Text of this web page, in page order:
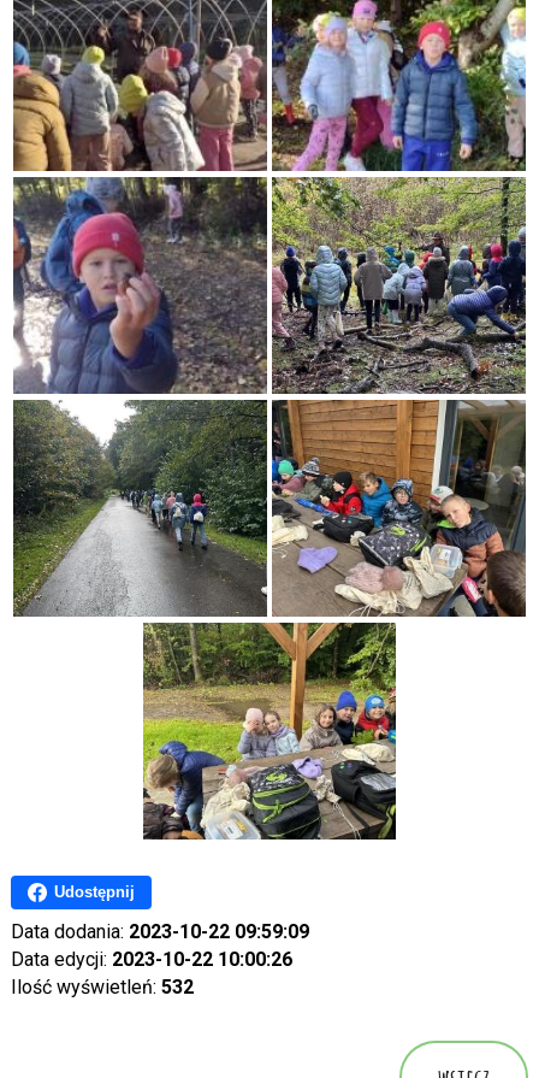
Udostępnij
Data dodania: 2023-10-22 09:59:09
Data edycji: 2023-10-22 10:00:26
Ilość wyświetleń: 532